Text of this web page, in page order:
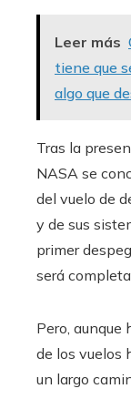
Leer más
tiene que
algo que
Tras la
NASA se
del vuelo de
y de sus
primer
será
Pero, aunque
de los vuelos
un largo